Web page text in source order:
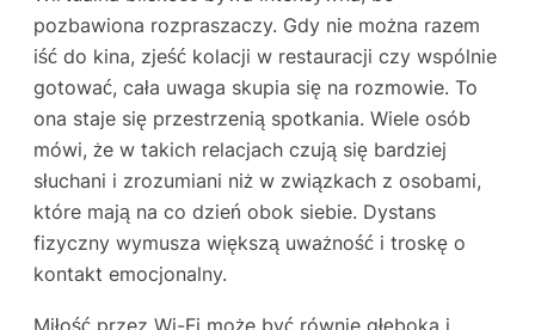
pozbawiona rozpraszaczy. Gdy nie można razem
iść do kina, zjeść kolacji w restauracji czy wspólnie
gotować, cała uwaga skupia się na rozmowie. To
ona staje się przestrzenią spotkania. Wiele osób
mówi, że w takich relacjach czują się bardziej
słuchani i zrozumiani niż w związkach z osobami,
które mają na co dzień obok siebie. Dystans
fizyczny wymusza większą uważność i troskę o
kontakt emocjonalny.
Miłość przez Wi-Fi może być równie głęboka i